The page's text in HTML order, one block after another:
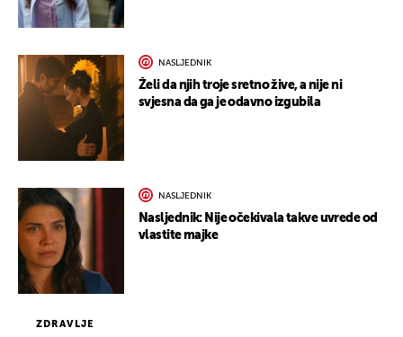
ZDRAVLJE
NASLJEDNIK
Želi da njih troje sretno žive, a nije ni
svjesna da ga je odavno izgubila
NASLJEDNIK
Nasljednik: Nije očekivala takve uvrede od
vlastite majke